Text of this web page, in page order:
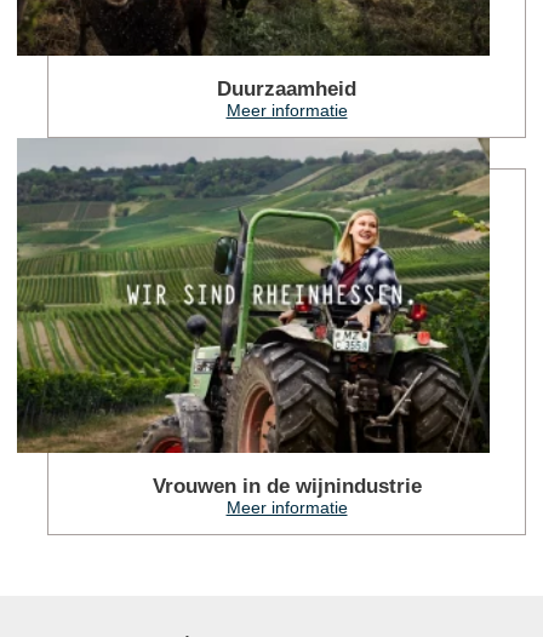
Duurzaamheid
Meer informatie
Vrouwen in de wijnindustrie
Meer informatie